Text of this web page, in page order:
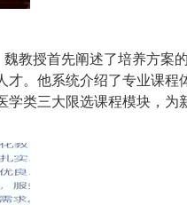
教授首先阐述了培养方案
。他系统介绍了专业课程
类三大限选课程模块，为